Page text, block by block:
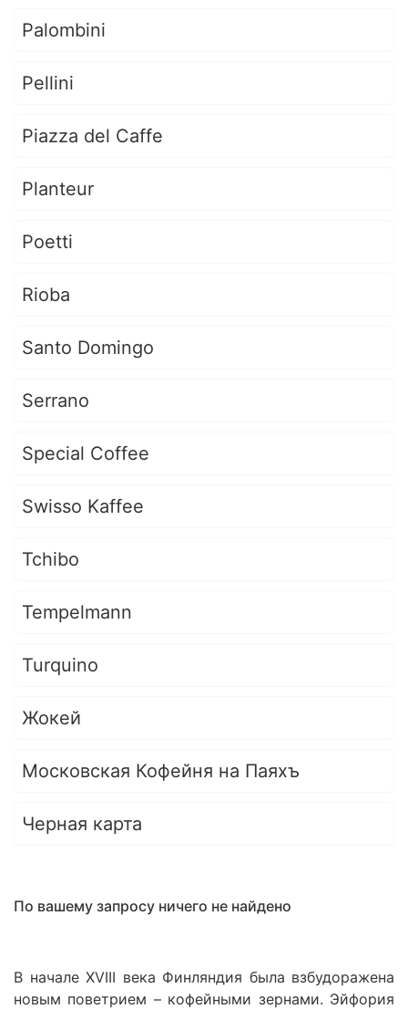
Palombini
Pellini
Piazza del Caffe
Planteur
Poetti
Rioba
Santo Domingo
Serrano
Special Coffee
Swisso Kaffee
Tchibo
Tempelmann
Turquino
Жокей
Московская Кофейня на Паяхъ
Черная карта
По вашему запросу ничего не найдено
В начале XVIII века Финляндия была взбудоражена
новым поветрием – кофейными зернами. Эйфория